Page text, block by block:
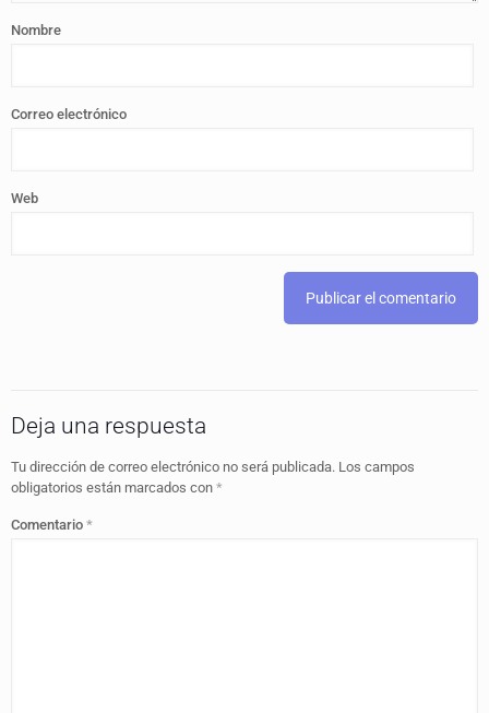
Nombre
Correo electrónico
Web
Deja una respuesta
Tu dirección de correo electrónico no será publicada. Los campos
obligatorios están marcados con *
Comentario *